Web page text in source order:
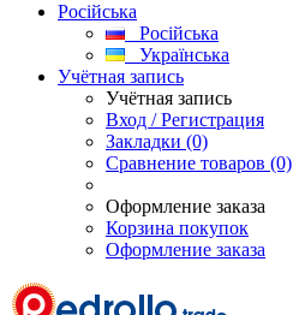
Російська
Російська
Українська
Учётная запись
Учётная запись
Вход / Регистрация
Закладки (0)
Сравнение товаров (0)
Оформление заказа
Корзина покупок
Оформление заказа